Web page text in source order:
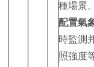
種場景。
配置氣
時監測
照強度